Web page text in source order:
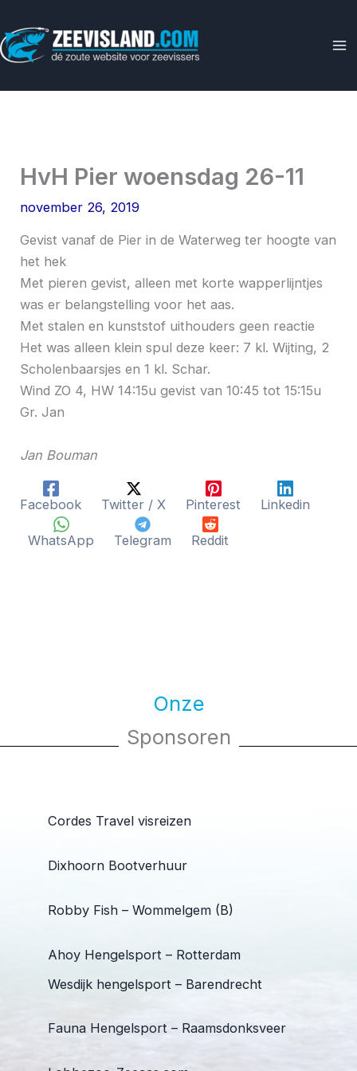
naar
de
HvH Pier woensdag 26-11
november 26, 2019
Gevist vanaf de Pier in de Waterweg ter hoogte van
het hek
Met pieren gevist, alleen met korte wapperlijntjes
was er belangstelling voor het aas.
Met stalen en kunststof uithouders geen reactie
Het was alleen klein spul deze keer: 7 kl. Wijting, 2
Scholenbaarsjes en 1 kl. Schar.
Wind ZO 4, HW 14:15u gevist van 10:45 tot 15:15u
Gr. Jan
Jan Bouman
Facebook Twitter / X Pinterest Linkedin
WhatsApp Telegram Reddit
Onze
Sponsoren
Cordes Travel visreizen
Dixhoorn Bootverhuur
Robby Fish – Wommelgem (B)
Ahoy Hengelsport – Rotterdam
Wesdijk hengelsport – Barendrecht
Fauna Hengelsport – Raamsdonksveer